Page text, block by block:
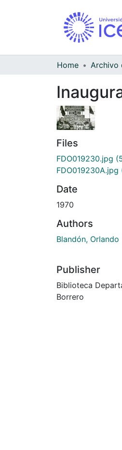
Home
Files
FDO019230.jpg
FDO019230A.jpg
Date
1970
Authors
Blandón, Orlando
Publisher
Biblioteca
Borrero